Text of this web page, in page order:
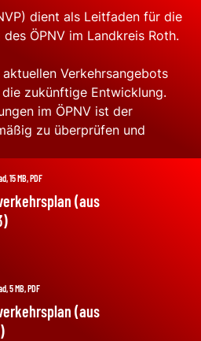
dient als Leitfaden für die
ÖPNV im Landkreis Roth.
Verkehrsangebots
zukünftige Entwicklung.
im ÖPNV ist der
zu überprüfen und
15 MB, PDF
(aus
5 MB, PDF
(aus